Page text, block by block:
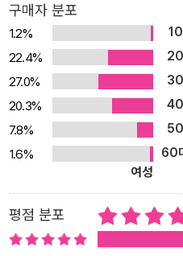
프티 팔레에서 새롭게 컬러를 입
사진’ 같은 것들이 그 예이다. 또
이 더 좋은 것으로 교체되었다. 도
지사였다. 1999년 유학을 떠나 20년이 훌쩍 지난 지금까지 파리에
서 여전히 연구 활동과 글쓰기를
는 좀체 쓰기 힘든 유럽 장식미술
자다. 게다가 오브제아트 감정사
다. 하지만 그의 글쓰기 영역은 단
역사서나 문화서에서는 볼 수 없
권의 책이 여전히 독자들을 끌어
구매자 분포
1.2%
22.4%
27.0%
20.3%
7.8%
1.6%
60
여성
평점 분포